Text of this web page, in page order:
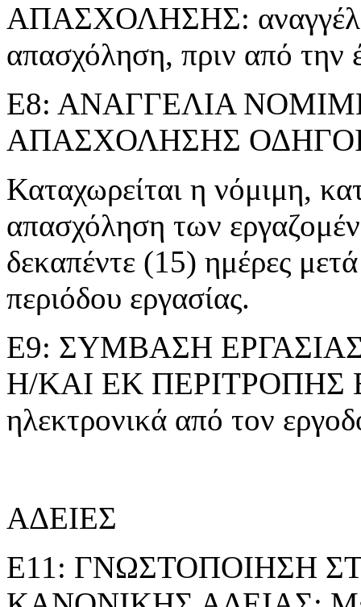
ΑΠΑΣΧΟΛΗΣΗΣ:
απασχόληση, πριν από την
Ε8: ΑΝΑΓΓΕΛΙΑ
ΑΠΑΣΧΟΛΗΣΗΣ
Καταχωρείται η νόμιμη,
απασχόληση των
δεκαπέντε (15) ημέρες
περιόδου εργασίας.
Ε9: ΣΥΜΒΑΣΗ
Η/ΚΑΙ ΕΚ ΠΕΡΙΤΡΟΠΗΣ
ηλεκτρονικά από τον
ΑΔΕΙΕΣ
Ε11: ΓΝΩΣΤΟΠΟΙΗΣΗ